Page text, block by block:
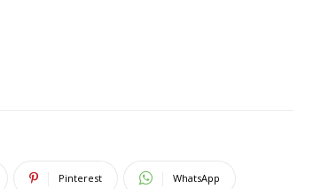
Pinterest WhatsApp